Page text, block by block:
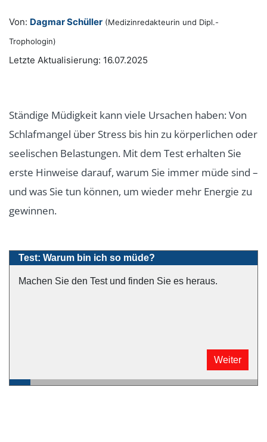
Von: Dagmar Schüller (Medizinredakteurin und Dipl.-
Trophologin)
Letzte Aktualisierung: 16.07.2025
Ständige Müdigkeit kann viele Ursachen haben: Von
Schlafmangel über Stress bis hin zu körperlichen oder
seelischen Belastungen. Mit dem Test erhalten Sie
erste Hinweise darauf, warum Sie immer müde sind –
und was Sie tun können, um wieder mehr Energie zu
gewinnen.
Test: Warum bin ich so müde?
Machen Sie den Test und finden Sie es heraus.
Weiter